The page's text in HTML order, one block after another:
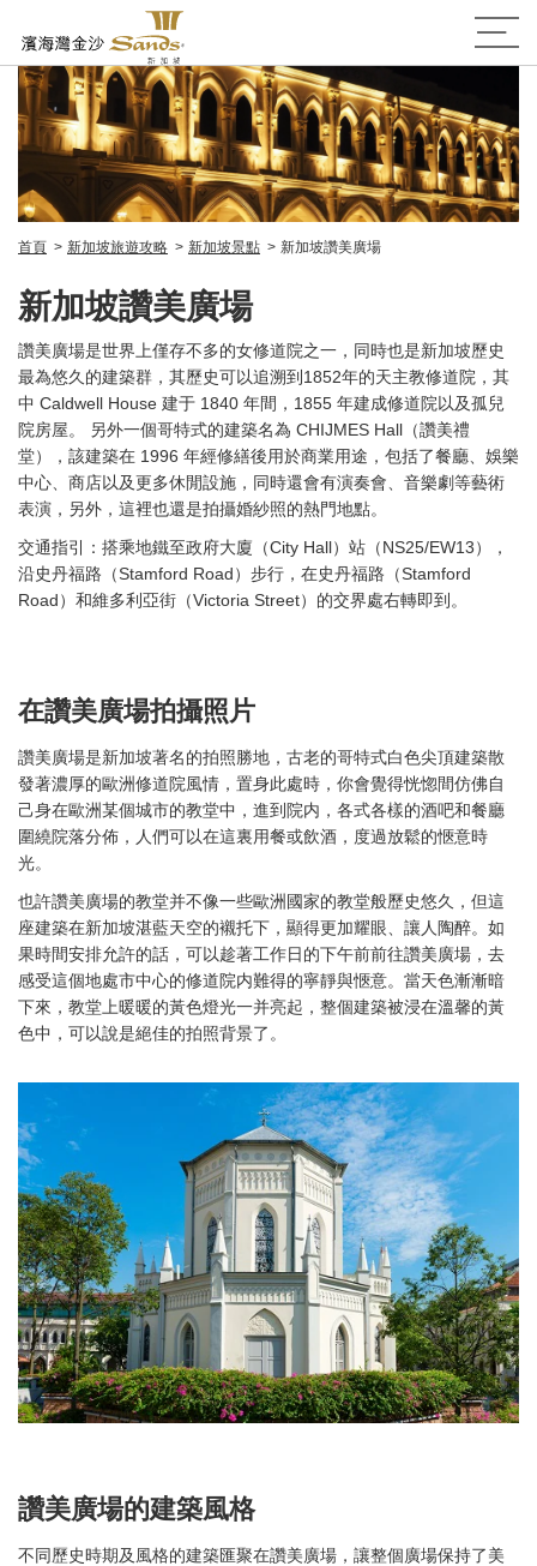
首頁 新加坡旅遊攻略 新加坡景點 新加坡讚美廣場
新加坡讚美廣場
讚美廣場是世界上僅存不多的女修道院之一，同時也是新加坡歷史
最為悠久的建築群，其歷史可以追溯到1852年的天主教修道院，其
中 Caldwell House 建于 1840 年間，1855 年建成修道院以及孤兒
院房屋。 另外一個哥特式的建築名為 CHIJMES Hall（讚美禮
堂），該建築在 1996 年經修繕後用於商業用途，包括了餐廳、娛樂
中心、商店以及更多休閒設施，同時還會有演奏會、音樂劇等藝術
表演，另外，這裡也還是拍攝婚紗照的熱門地點。
交通指引：搭乘地鐵至政府大廈（City Hall）站（NS25/EW13），
沿史丹福路（Stamford Road）步行，在史丹福路（Stamford
Road）和維多利亞街（Victoria Street）的交界處右轉即到。
在讚美廣場拍攝照片
讚美廣場是新加坡著名的拍照勝地，古老的哥特式白色尖頂建築散
發著濃厚的歐洲修道院風情，置身此處時，你會覺得恍惚間仿佛自
己身在歐洲某個城市的教堂中，進到院内，各式各樣的酒吧和餐廳
圍繞院落分佈，人們可以在這裏用餐或飲酒，度過放鬆的愜意時
光。
也許讚美廣場的教堂并不像一些歐洲國家的教堂般歷史悠久，但這
座建築在新加坡湛藍天空的襯托下，顯得更加耀眼、讓人陶醉。如
果時間安排允許的話，可以趁著工作日的下午前前往讚美廣場，去
感受這個地處市中心的修道院内難得的寧靜與愜意。當天色漸漸暗
下來，教堂上暖暖的黃色燈光一并亮起，整個建築被浸在溫馨的黃
色中，可以說是絕佳的拍照背景了。
讚美廣場的建築風格
不同歷史時期及風格的建築匯聚在讚美廣場，讓整個廣場保持了美